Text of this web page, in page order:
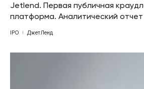
Jetlend. Первая публичная
платформа. Аналитический
IPO ДжетЛенд